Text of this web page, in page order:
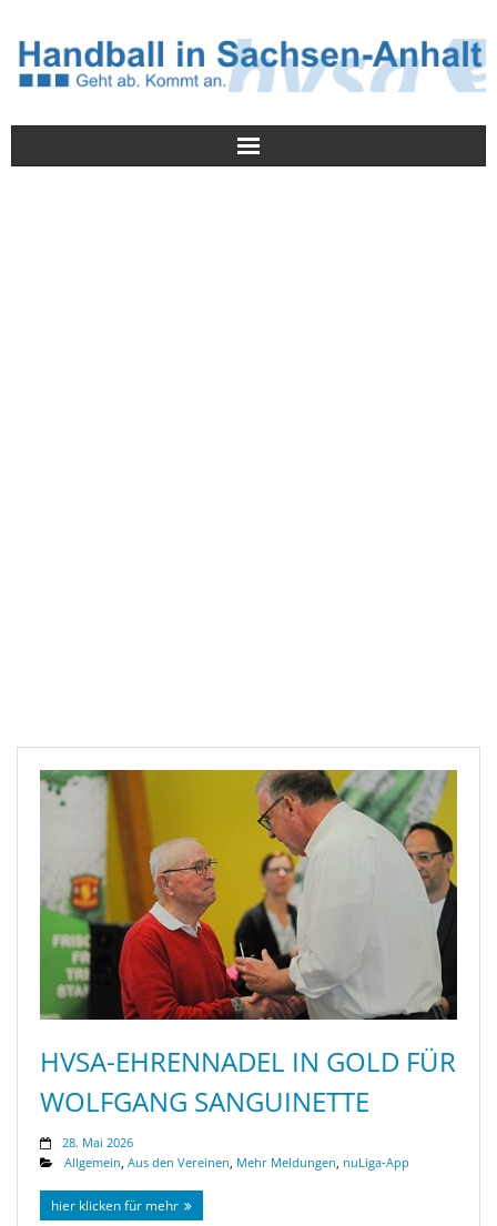
HVSA-EHRENNADEL IN GOLD FÜR
WOLFGANG SANGUINETTE
28. Mai 2026
Allgemein, Aus den Vereinen, Mehr Meldungen, nuLiga-App
hier klicken für mehr